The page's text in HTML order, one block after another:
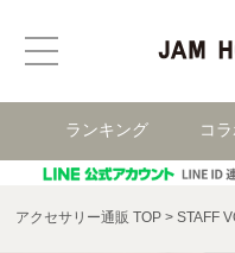
ランキング コ
アクセサリー通販 TOP STAFF